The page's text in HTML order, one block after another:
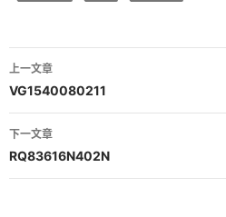
文
章
导
航
上一文章
VG1540080211
下一文章
RQ83616N402N